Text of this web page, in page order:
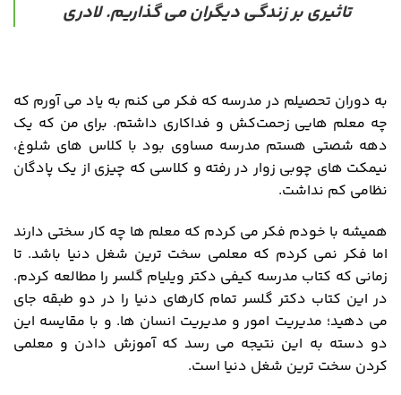
تاثیری بر زندگی دیگران می گذاریم. لادری
به دوران تحصیلم در مدرسه که فکر می کنم به یاد می آورم که
چه معلم هایی زحمت‌کش و فداکاری داشتم. برای من که یک
دهه شصتی هستم مدرسه مساوی بود با کلاس های شلوغ،
نیمکت های چوبی زوار در رفته و کلاسی که چیزی از یک پادگان
نظامی کم نداشت.
همیشه با خودم فکر می کردم که معلم ها چه کار سختی دارند
اما فکر نمی کردم که معلمی سخت ترین شغل دنیا باشد. تا
زمانی که کتاب مدرسه کیفی دکتر ویلیام گلسر را مطالعه کردم.
در این کتاب دکتر گلسر تمام کارهای دنیا را در دو طبقه جای
می دهید؛ مدیریت امور و مدیریت انسان ها. و با مقایسه این
دو دسته به این نتیجه می رسد که آموزش دادن و معلمی
کردن سخت ترین شغل دنیا است.